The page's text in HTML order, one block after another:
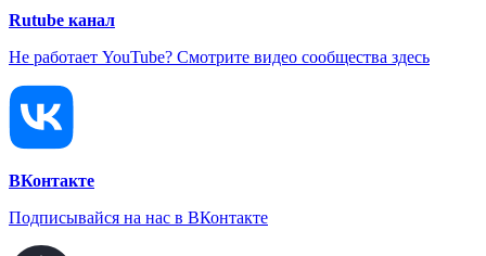
Rutube канал
Не работает YouTube? Смотрите видео сообщества здесь
ВКонтакте
Подписывайся на нас в ВКонтакте